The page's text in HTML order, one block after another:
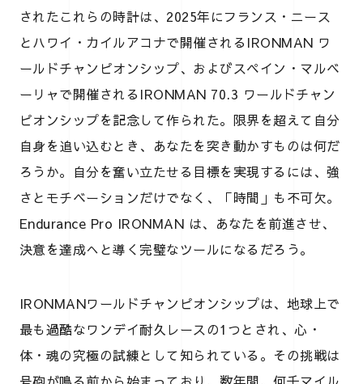
されたこれらの時計は、2025年にフランス・ニース
とハワイ・カイルアコナで開催されるIRONMAN ワ
ールドチャンピオンシップ、およびスペイン・マルベ
ーリャで開催されるIRONMAN 70.3 ワールドチャン
ピオンシップを記念して作られた。限界を超えて自分
自身を追い込むとき、あなたを突き動かすものは何だ
ろうか。自分を奮い立たせる目標を実現するには、強
さとモチベーションだけでなく、「時間」も不可欠。
Endurance Pro IRONMAN は、あなたを前進させ、
決意を達成へと導く完璧なツールになるだろう。
IRONMANワールドチャンピオンシップは、地球上で
最も過酷なワンデイ耐久レースの1つとされ、心・
体・魂の究極の試練として知られている。その挑戦は